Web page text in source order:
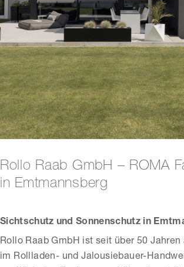
Rollo Raab GmbH – ROMA
in Emtmannsberg
Sichtschutz und Sonnenschutz in
Rollo Raab GmbH ist seit über 50
im Rollladen- und Jalousiebauer-